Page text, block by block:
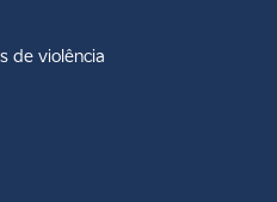
de violência